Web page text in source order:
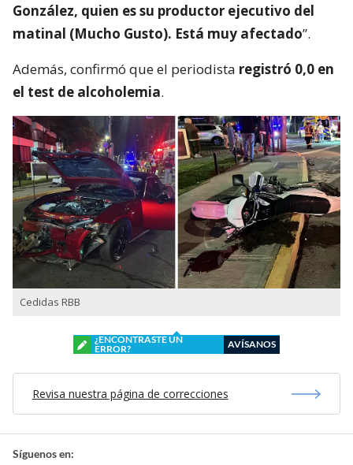
González, quien es su productor ejecutivo del
matinal (Mucho Gusto). Está muy afectado”.
Además, confirmó que el periodista registró 0,0 en
el test de alcoholemia.
Cedidas RBB
¿ENCONTRASTE UN
ERROR?
AVÍSANOS
Revisa nuestra página de correcciones
Síguenos en: